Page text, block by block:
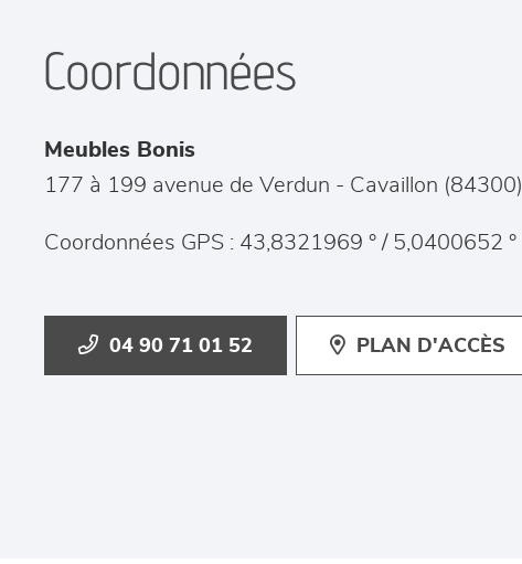
Coordonnées
Meubles Bonis
177 à 199 avenue de Verdun - Cavaillon (84300)
Coordonnées GPS : 43,8321969 ° / 5,0400652 °
04 90 71 01 52 PLAN D'ACCÈS